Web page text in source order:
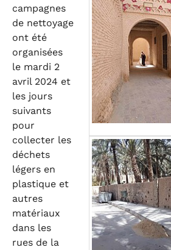
campagnes
de nettoyage
ont été
organisées
le mardi 2
avril 2024 et
les jours
suivants
pour
collecter les
déchets
légers en
plastique et
autres
matériaux
dans les
rues de la